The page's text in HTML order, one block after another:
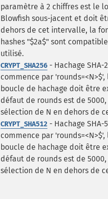
paramètre à 2 chiffres est le
Blowfish sous-jacent et doit
dehors de cet intervalle, la
hashes "$2a$" sont
utilisé.
CRYPT_SHA256 - Hachage
commence par
boucle de hachage doit être
défaut de rounds est de
sélection de N en dehors de
CRYPT_SHA512 - Hachage
commence par
boucle de hachage doit être
défaut de rounds est de
sélection de N en dehors de